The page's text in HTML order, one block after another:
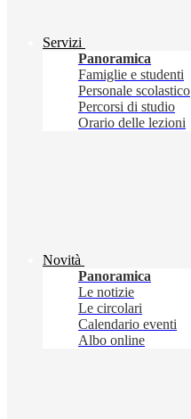
Servizi
Panoramica
Famiglie e studenti
Personale scolastico
Percorsi di studio
Orario delle lezioni
Novità
Panoramica
Le notizie
Le circolari
Calendario eventi
Albo online